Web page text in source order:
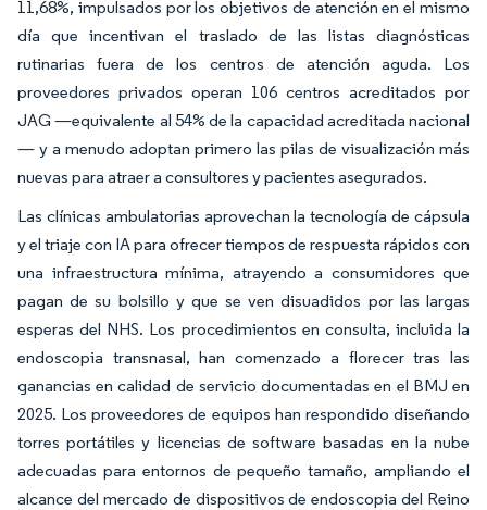
11,68%, impulsados por los objetivos de atención en el mismo
día que incentivan el traslado de las listas diagnósticas
rutinarias fuera de los centros de atención aguda. Los
proveedores privados operan 106 centros acreditados por
JAG —equivalente al 54% de la capacidad acreditada nacional
— y a menudo adoptan primero las pilas de visualización más
nuevas para atraer a consultores y pacientes asegurados.
Las clínicas ambulatorias aprovechan la tecnología de cápsula
y el triaje con IA para ofrecer tiempos de respuesta rápidos con
una infraestructura mínima, atrayendo a consumidores que
pagan de su bolsillo y que se ven disuadidos por las largas
esperas del NHS. Los procedimientos en consulta, incluida la
endoscopia transnasal, han comenzado a florecer tras las
ganancias en calidad de servicio documentadas en el BMJ en
2025. Los proveedores de equipos han respondido diseñando
torres portátiles y licencias de software basadas en la nube
adecuadas para entornos de pequeño tamaño, ampliando el
alcance del mercado de dispositivos de endoscopia del Reino